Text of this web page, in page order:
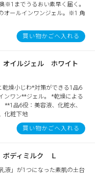
※1までうるおい素早く届く。
オールインワンジェル。※1 角
買い物かごへ入れる
イルジェル ホワイト
乾燥小じわ*対策ができる1品6
ンワン**ジェル。 *乾燥による
品6役：美容液、化粧水、
化粧下地
買い物かごへ入れる
ディミルク Ｌ
液」が1つになった素肌の土台